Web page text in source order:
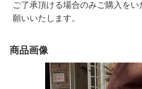
ご了承頂ける場合のみご購入を
願いいたします。
商品画像